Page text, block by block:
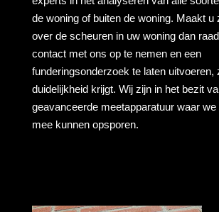
de woning of buiten de woning. Maakt u
over de scheuren in uw woning dan
contact met ons op te nemen en een
funderingsonderzoek te laten uitvoeren,
duidelijkheid krijgt. Wij zijn in het bezit
geavanceerde meetapparatuur waar
mee kunnen opsporen.